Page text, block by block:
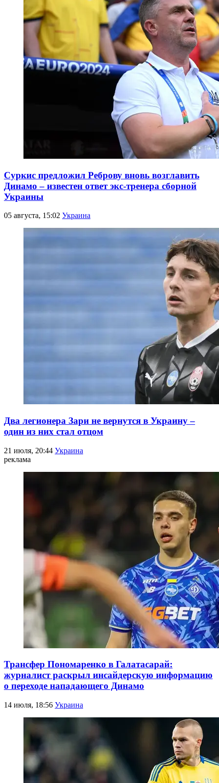
Суркис предложил Реброву вновь возглавить
Динамо – известен ответ экс-тренера сборной
Украины
05 августа, 15:02 Украина
Два легионера Зари не вернутся в Украину –
один из них стал отцом
21 июля, 20:44 Украина
реклама
Трансфер Пономаренко в Галатасарай:
журналист раскрыл инсайдерскую информацию
о переходе нападающего Динамо
14 июля, 18:56 Украина